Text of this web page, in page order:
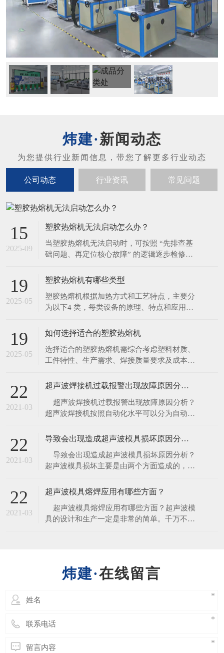
新闻动态
公司动态 行业资讯 常见问题
15
2025-09
塑胶热熔机无法启动怎么办？
当塑胶热熔机无法启动时，可按照 “先排查基
础问题、再定位核心故障” 的逻辑逐步检修，
（最常见原因） 检查外部供电链路 确认设备
插头是否完全插入插座，避免因接触不良导致
断电； 测试插座本身是否通电（可插入其他
电器如手机充电器验证），排除插座故障或
19
2025-05
塑胶热熔机有哪些类型
塑胶热熔机根据加热方式和工艺特点，主要分
为以下4 类，每类设备的原理、特点和应用场
一块金属板（热板）至设定温度，将塑料件的
待焊接面紧贴热板加热熔融，随后移开热板，
迅速将两塑料件压合，冷却后完成焊接。 特
点 优势：加热面积大、熔深可控，适
19
2025-05
如何选择适合的塑胶热熔机
选择适合的塑胶热熔机需综合考虑塑料材质、
工件特性、生产需求、焊接质量要求及成本预
准匹配设备类型： 一、核心选型维度分析 1.
PE、ABS、PC）：适合所有热熔工艺（热
板、热气、超声波、红外）。 热固性塑料
22
2021-03
超声波焊接机过载报警出现故障原因分析？
​ 超声波焊接机过载报警出现故障原因分析？
超声波焊接机按照自动化水平可以分为自动焊
于现代化企业来讲，自动化水平越高越有利于
业未来的一个趋势。​ 1、空载测试：
22
2021-03
导致会出现造成超声波模具损坏原因分析？
​ 导致会出现造成超声波模具损坏原因分析？
超声波模具损坏主要是由两个方面造成的，是
料的选择，详细原因介绍如下。​ 1、超声波
模具设计不合理，做工精细未达到好的频率，
频率整形等在使用过程中，超声波能量未完全
释放
22
2021-03
超声波模具熔焊应用有哪些方面？
​ 超声波模具熔焊应用有哪些方面？超声波模
具的设计和生产一定是非常的简单。千万不要
在线留言